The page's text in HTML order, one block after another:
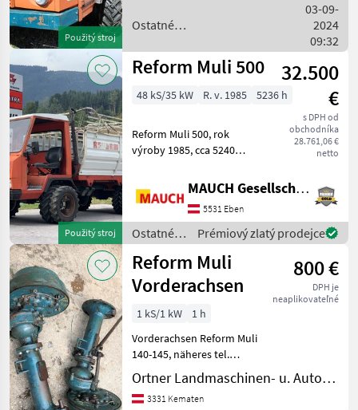
Použitý stroj
und Viehaufbau !! Alle Öle
Ostatné
stroje / Reform
03-09-
2024
09:32
Použitý stroj
Reform Muli 500
32.500
€
s DPH od
obchodníka
28.761,06 €
netto
48 kS/35 kW R. v. 1985 5236 h
Reform Muli 500, rok
výroby 1985, cca 5240
nakladacím vozíkom,
predným zberným košom,
zadným trojitým zberným
košom; Stroj je uskladnený
v Eb
MAUCH Gesellschaft m.b.H. & Co.KG, Eben
5531 Eben
Ostatné
poľnohospodárske
silové
stroje /
Reform
Prémiový zlatý prodejce
Reform Muli
Vorderachsen
800 €
DPH je
neaplikovateľné
1 kS/1 kW
1 h
Vorderachsen Reform Muli
140-145, näheres tel.
Ostatné poľnohospodárske
silové stroje Transporter a
motorové auto
Ortner Landmaschinen- u. Autohandel
3331 Kematen